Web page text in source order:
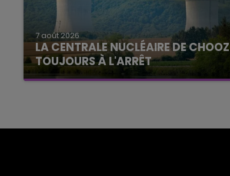
7 août 2026
LA CENTRALE NUCLÉAIRE DE CHOOZ
TOUJOURS À L'ARRÊT
Cela fait déjà une semaine que la centrale